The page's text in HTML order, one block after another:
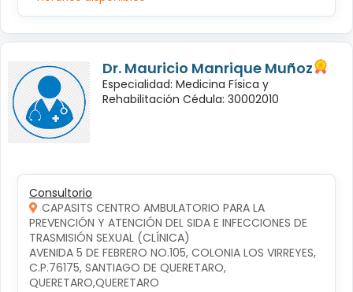
Dr. Mauricio Manrique Muñoz
Especialidad: Medicina Física y
Rehabilitación Cédula: 30002010
Consultorio
CAPASITS CENTRO AMBULATORIO PARA LA
PREVENCIÓN Y ATENCIÓN DEL SIDA E INFECCIONES DE
TRASMISIÓN SEXUAL (CLÍNICA)
AVENIDA 5 DE FEBRERO NO.105, COLONIA LOS VIRREYES,
C.P.76175, SANTIAGO DE QUERETARO,
QUERETARO,QUERETARO